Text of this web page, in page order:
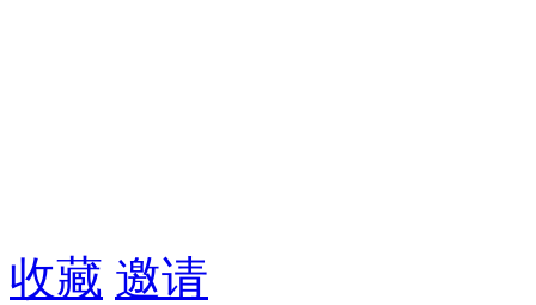
收藏 邀请